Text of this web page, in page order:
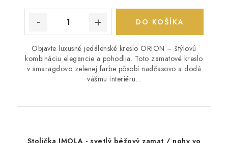
DO KOŠÍKA
Objavte luxusné jedálenské kreslo ORION – štýlovú
kombináciu elegancie a pohodlia. Toto zamatové kreslo
v smaragdovo zelenej farbe pôsobí nadčasovo a dodá
vášmu interiéru...